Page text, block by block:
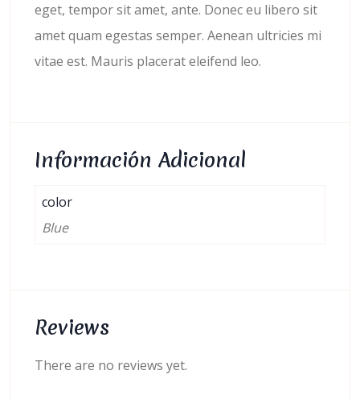
eget, tempor sit amet, ante. Donec eu libero sit
amet quam egestas semper. Aenean ultricies mi
vitae est. Mauris placerat eleifend leo.
Información Adicional
color
Blue
Reviews
There are no reviews yet.